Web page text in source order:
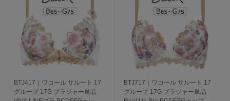
BTJ417｜ワコール サルート 17
グループ 17G ブラジャー単品
BTJ717｜ワコール サルート 17
グループ 17G ブラジャー単品